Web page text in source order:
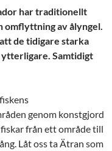
har traditionellt
omflyttning av ålyngel.
de tidigare starka
ytterligare. Samtidigt
genom konstgjord
från ett område till
Låt oss ta Ätran som